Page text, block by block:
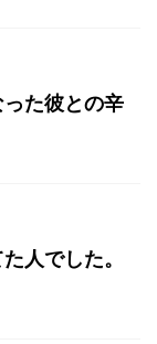
た彼との辛
人でした。